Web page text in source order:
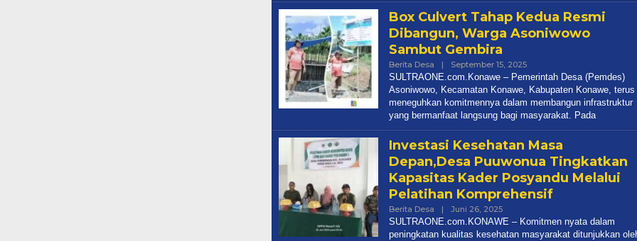
Box Culvert Tahap Kedua Resmi
Dibangun, Warga Asoniwowo
Sambut Gembira
Berita Desa | September 15, 2025Oleh
Redaksi
SULTRAONE.com.Konawe – Pemerintah Desa (Pemdes)
Asoniwowo, Kecamatan Konawe, Kabupaten Konawe, terus
meneguhkan komitmennya dalam membangun infrastruktur
yang bermanfaat langsung bagi masyarakat. Pada
Investasi Kesehatan Masa
Depan,Desa Puuwonua Tingkatkan
Kapasitas Kader Posyandu Melalui
Pelatihan Komprehensif
Berita Desa | Juni 26, 2025Oleh
Redaksi
SULTRAONE.com.KONAWE – Komitmen nyata dalam
peningkatan kualitas kesehatan masyarakat ditunjukkan